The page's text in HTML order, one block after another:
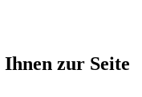
Ihnen zur Seite